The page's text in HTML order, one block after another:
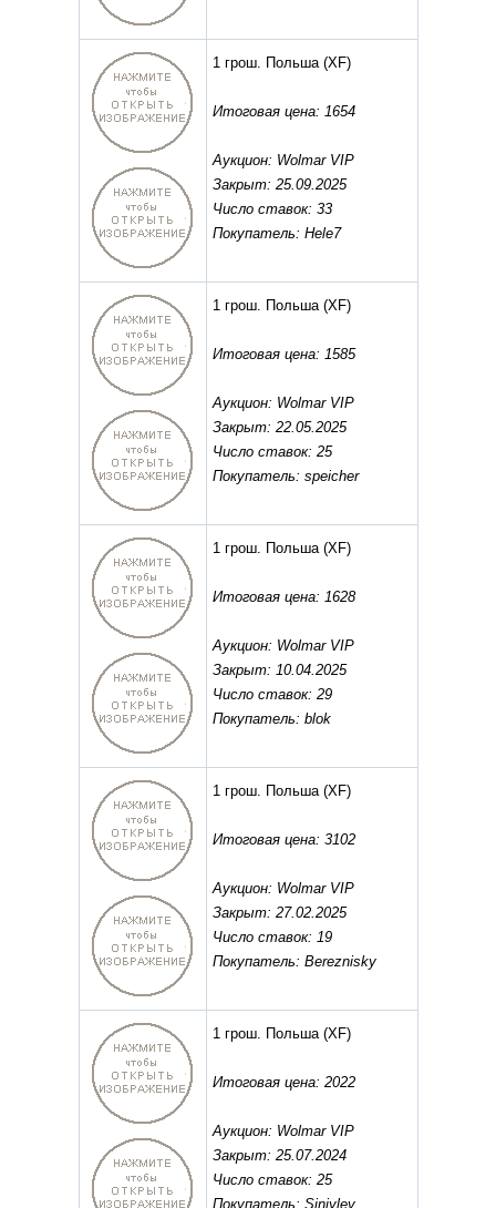
1 грош. Польша(XF)
Итоговая цена: 1654
Аукцион: Wolmar VIP
Закрыт: 25.09.2025
Число ставок: 33
Покупатель: Hele7
1 грош. Польша(XF)
Итоговая цена: 1585
Аукцион: Wolmar VIP
Закрыт: 22.05.2025
Число ставок: 25
Покупатель: speicher
1 грош. Польша(XF)
Итоговая цена: 1628
Аукцион: Wolmar VIP
Закрыт: 10.04.2025
Число ставок: 29
Покупатель: blok
1 грош. Польша(XF)
Итоговая цена: 3102
Аукцион: Wolmar VIP
Закрыт: 27.02.2025
Число ставок: 19
Покупатель: Bereznisky
1 грош. Польша(XF)
Итоговая цена: 2022
Аукцион: Wolmar VIP
Закрыт: 25.07.2024
Число ставок: 25
Покупатель: Siniylev